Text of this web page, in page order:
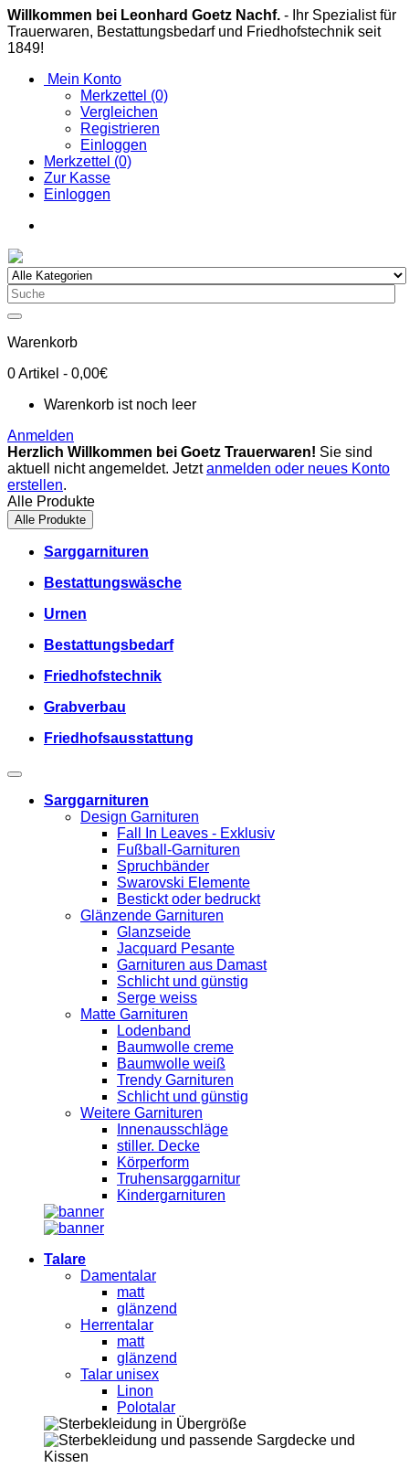
Willkommen bei Leonhard Goetz Nachf. - Ihr Spezialist für
Trauerwaren, Bestattungsbedarf und Friedhofstechnik seit
1849!
Mein Konto
Merkzettel (0)
Vergleichen
Registrieren
Einloggen
Merkzettel (0)
Zur Kasse
Einloggen
Warenkorb
0Artikel - 0,00€
Warenkorb ist noch leer
Anmelden
Herzlich Willkommen bei Goetz Trauerwaren! Sie sind
aktuell nicht angemeldet. Jetztanmelden oder neues Konto
erstellen.
Alle Produkte
Alle Produkte
Sarggarnituren
Bestattungswäsche
Urnen
Bestattungsbedarf
Friedhofstechnik
Grabverbau
Friedhofsausstattung
Sarggarnituren
Design Garnituren
Fall In Leaves - Exklusiv
Fußball-Garnituren
Spruchbänder
Swarovski Elemente
Bestickt oder bedruckt
Glänzende Garnituren
Glanzseide
Jacquard Pesante
Garnituren aus Damast
Schlicht und günstig
Serge weiss
Matte Garnituren
Lodenband
Baumwolle creme
Baumwolle weiß
Trendy Garnituren
Schlicht und günstig
Weitere Garnituren
Innenausschläge
stiller. Decke
Körperform
Truhensarggarnitur
Kindergarnituren
Talare
Damentalar
matt
glänzend
Herrentalar
matt
glänzend
Talar unisex
Linon
Polotalar